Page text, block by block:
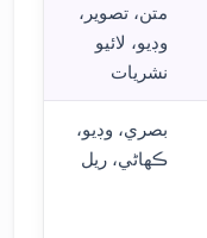
متن، تصوير،
وڊيو، لائيو
نشريات
بصري، وڊيو،
ڪهاڻي، ريل